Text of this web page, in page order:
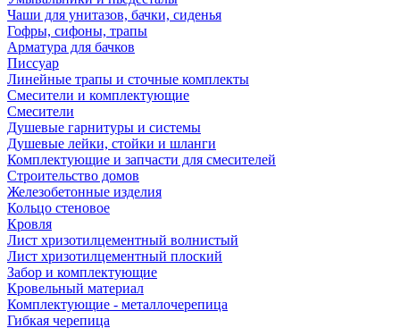
Чаши для унитазов, бачки, сиденья
Гофры, сифоны, трапы
Арматура для бачков
Писсуар
Линейные трапы и сточные комплекты
Смесители и комплектующие
Смесители
Душевые гарнитуры и системы
Душевые лейки, стойки и шланги
Комплектующие и запчасти для смесителей
Строительство домов
Железобетонные изделия
Кольцо стеновое
Кровля
Лист хризотилцементный волнистый
Лист хризотилцементный плоский
Забор и комплектующие
Кровельный материал
Комплектующие - металлочерепица
Гибкая черепица